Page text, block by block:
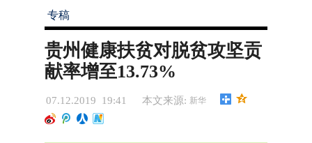
专稿
贵州健康扶贫对脱贫攻坚贡
献率增至13.73%
07.12.2019 19:41 本文来源: 新华